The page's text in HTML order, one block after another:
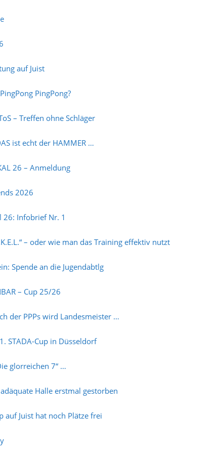
auf Juist
PingPong?
– Treffen ohne Schläger
ist echt der HAMMER …
26 – Anmeldung
2026
26: Infobrief Nr. 1
– oder wie man das Training effektiv nutzt
Spende an die Jugendabtlg
– Cup 25/26
der PPPs wird Landesmeister …
STADA-Cup in Düsseldorf
glorreichen 7“ …
Halle erstmal gestorben
auf Juist hat noch Plätze frei